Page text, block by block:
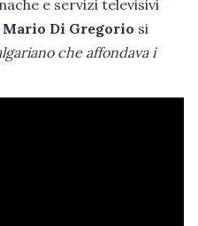
e servizi televisivi
Mario Di Gregorio si
che affondava i